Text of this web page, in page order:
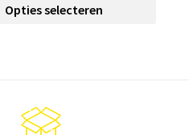
Opties selecteren